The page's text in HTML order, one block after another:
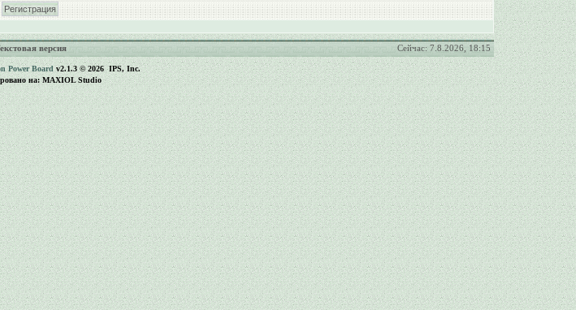
версия Сейчас: 7.8.2026, 18:15
Power Boardv2.1.3 © 2026 IPS, Inc.
на: MAXIOL Studio